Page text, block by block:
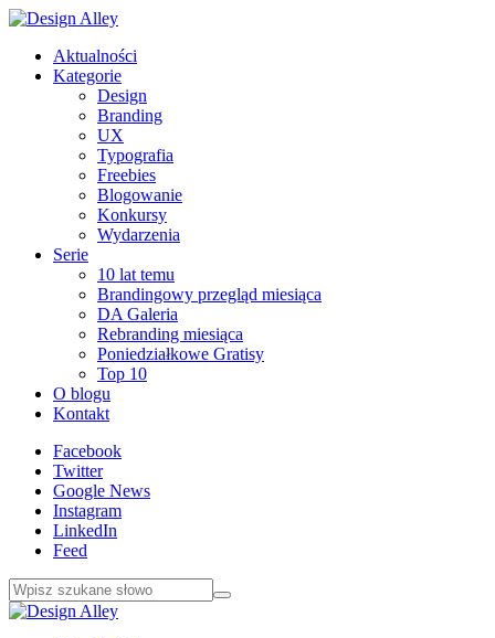
Aktualności
Kategorie
Design
Branding
UX
Typografia
Freebies
Blogowanie
Konkursy
Wydarzenia
Serie
10 lat temu
Brandingowy przegląd miesiąca
DA Galeria
Rebranding miesiąca
Poniedziałkowe Gratisy
Top 10
O blogu
Kontakt
Facebook
Twitter
Google News
Instagram
LinkedIn
Feed